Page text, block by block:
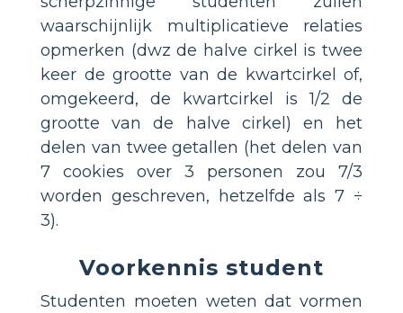
waarschijnlijk multiplicatieve relaties
opmerken (dwz de halve cirkel is twee
keer de grootte van de kwartcirkel of,
omgekeerd, de kwartcirkel is 1/2 de
grootte van de halve cirkel) en het
delen van twee getallen (het delen van
7 cookies over 3 personen zou 7/3
worden geschreven, hetzelfde als 7 ÷
3).
Voorkennis student
Studenten moeten weten dat vormen